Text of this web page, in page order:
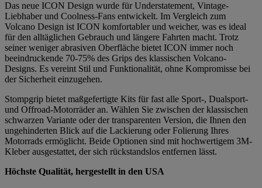
Das neue ICON Design wurde für Understatement, Vintage-
Liebhaber und Coolness-Fans entwickelt. Im Vergleich zum
Volcano Design ist ICON komfortabler und weicher, was es ideal
für den alltäglichen Gebrauch und längere Fahrten macht. Trotz
seiner weniger abrasiven Oberfläche bietet ICON immer noch
beeindruckende 70-75% des Grips des klassischen Volcano-
Designs. Es vereint Stil und Funktionalität, ohne Kompromisse bei
der Sicherheit einzugehen.
Stompgrip bietet maßgefertigte Kits für fast alle Sport-, Dualsport-
und Offroad-Motorräder an. Wählen Sie zwischen der klassischen
schwarzen Variante oder der transparenten Version, die Ihnen den
ungehinderten Blick auf die Lackierung oder Folierung Ihres
Motorrads ermöglicht. Beide Optionen sind mit hochwertigem 3M-
Kleber ausgestattet, der sich rückstandslos entfernen lässt.
Höchste Qualität, hergestellt in den USA